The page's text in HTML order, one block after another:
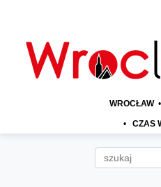
WROCŁAW •
• CZAS